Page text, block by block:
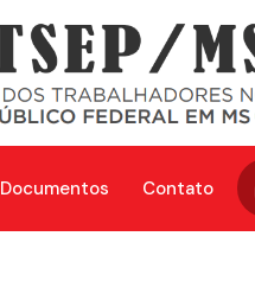
Documentos Contato